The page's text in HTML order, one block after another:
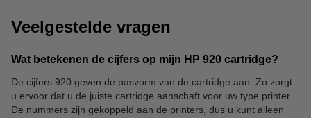
Veelgestelde vragen
Wat betekenen de cijfers op mijn HP 920 cartridge?
De cijfers 920 geven de pasvorm van de cartridge aan. Zo zorgt
u ervoor dat u de juiste cartridge aanschaft voor uw type printer.
De nummers zijn gekoppeld aan de printers, dus u kunt alleen